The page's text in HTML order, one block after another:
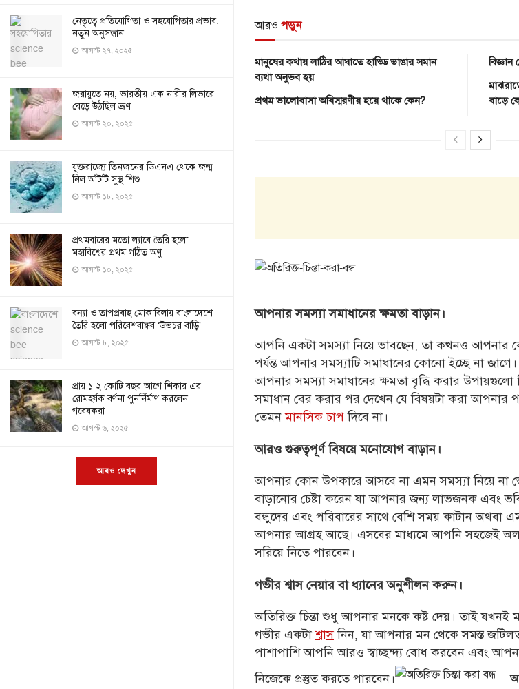
নেতৃত্বে প্রতিযোগিতা ও সহযোগিতার প্রভাব:
নতুন অনুসন্ধান
আগস্ট ২৭, ২০২৫
জরায়ুতে নয়, ভারতীয় এক নারীর লিভারে
বেড়ে উঠছিল ভ্রূণ
আগস্ট ২০, ২০২৫
যুক্তরাজ্যে তিনজনের ডিএনএ থেকে জন্ম
নিল আঁটটি সুস্থ শিশু
আগস্ট ১৮, ২০২৫
প্রথমবারের মতো ল্যাবে তৈরি হলো
মহাবিশ্বের প্রথম গঠিত অণু
আগস্ট ১০, ২০২৫
বন্যা ও তাপপ্রবাহ মোকাবিলায় বাংলাদেশে
তৈরি হলো পরিবেশবান্ধব ‘উভচর বাড়ি’
আগস্ট ৮, ২০২৫
প্রায় ১.২ কোটি বছর আগে শিকার এর
রোমহর্ষক বর্ণনা পুনর্নির্মাণ করলেন
গবেষকরা
আগস্ট ৬, ২০২৫
আরও দেখুন
আরও পড়ুন
মানুষের কথায় লাঠির আঘাতে হাড্ডি ভাঙার সমান
ব্যথা অনুভব হয়
প্রথম ভালোবাসা অবিস্মরণীয় হয়ে থাকে কেন?
বাড়ে
আপনারসমস্যাসমাধানের ক্ষমতা বাড়ান।
আপনি একটাসমস্যানিয়ে ভাবছেন, তা কখনও আপনার
পর্যন্ত আপনারসমস্যাটি সমাধানের কোনো ইচ্ছে না
আপনারসমস্যাসমাধানের ক্ষমতা বৃদ্ধি করার
সমাধান বের করার পর দেখেন যে বিষয়টা করা আপনার
তেমনমানসিক চাপদিবে না।
আরও গুরুত্বপূর্ণ বিষয়ে মনোযোগ বাড়ান।
আপনার কোন উপকারে আসবে না এমনসমস্যানিয়ে না
বাড়ানোর চেষ্টা করেন যা আপনার জন্য লাভজনক এবং
বন্ধুদের এবং পরিবারের সাথে বেশি সময় কাটান অথবা
আপনার আগ্রহ আছে। এসবের মাধ্যমে আপনিসহজেই
সরিয়ে নিতে পারবেন।
গভীর শ্বাস নেয়ার বা ধ্যানের অনুশীলন করুন।
অতিরিক্ত চিন্তা শুধু আপনার মনকে কষ্ট দেয়। তাই যখনই
গভীর একটাশ্বাসনিন, যা আপনার মন থেকে সমস্ত
পাশাপাশি আপনি আরও স্বাচ্ছন্দ্য বোধ করবেন এবং
নিজেকে প্রস্তুত করতে পারবেন।